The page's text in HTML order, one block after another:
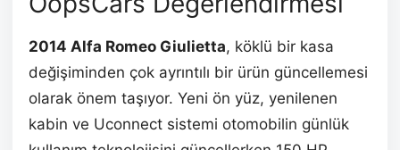
2014 Alfa Romeo Giulietta, köklü bir kasa
değişiminden çok ayrıntılı bir ürün güncellemesi
olarak önem taşıyor. Yeni ön yüz, yenilenen
kabin ve Uconnect sistemi otomobilin günlük